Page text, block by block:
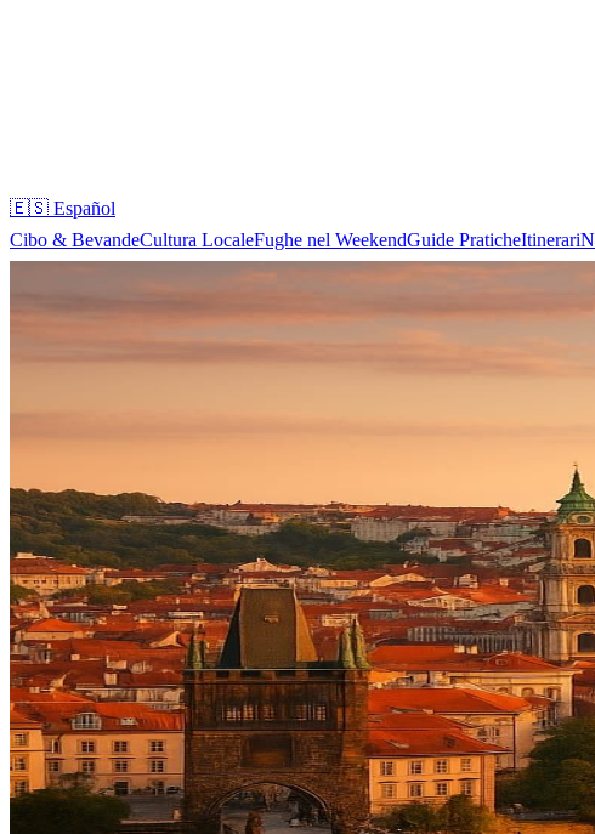
🇪🇸 Español
Cibo & BevandeCultura LocaleFughe nel WeekendGuide PraticheItinerari